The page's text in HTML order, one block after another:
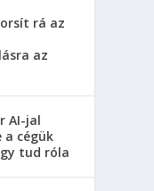
rá az
az
AI-jal
a cégük
tud róla